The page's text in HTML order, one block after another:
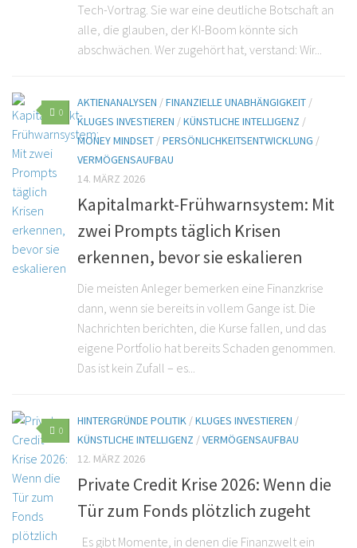
Tech-Vortrag. Sie war eine deutliche Botschaft an
alle, die glauben, der KI-Boom könnte sich
abschwächen. Wer zugehört hat, verstand: Wir...
0
AKTIENANALYSEN /FINANZIELLE UNABHÄNGIGKEIT /
KLUGES INVESTIEREN /KÜNSTLICHE INTELLIGENZ /
MONEY MINDSET /PERSÖNLICHKEITSENTWICKLUNG /
VERMÖGENSAUFBAU
14. MÄRZ 2026
Kapitalmarkt-Frühwarnsystem: Mit
zwei Prompts täglich Krisen
erkennen, bevor sie eskalieren
Die meisten Anleger bemerken eine Finanzkrise
dann, wenn sie bereits in vollem Gange ist. Die
Nachrichten berichten, die Kurse fallen, und das
eigene Portfolio hat bereits Schaden genommen.
Das ist kein Zufall – es...
0
HINTERGRÜNDE POLITIK /KLUGES INVESTIEREN /
KÜNSTLICHE INTELLIGENZ /VERMÖGENSAUFBAU
12. MÄRZ 2026
Private Credit Krise 2026: Wenn die
Tür zum Fonds plötzlich zugeht
Es gibt Momente, in denen die Finanzwelt ein